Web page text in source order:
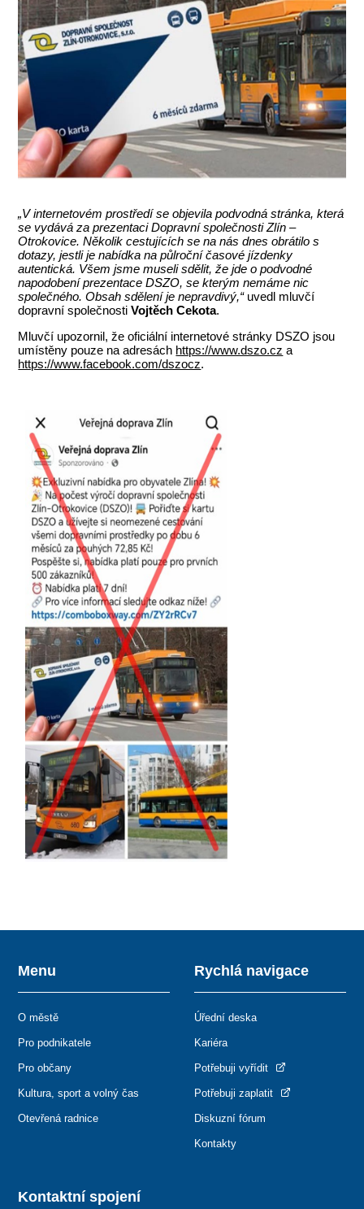
„V internetovém prostředí se objevila podvodná stránka, která
se vydává za prezentaci Dopravní společnosti Zlín –
Otrokovice. Několik cestujících se na nás dnes obrátilo s
dotazy, jestli je nabídka na půlroční časové jízdenky
autentická. Všem jsme museli sdělit, že jde o podvodné
napodobení prezentace DSZO, se kterým nemáme nic
společného. Obsah sdělení je nepravdivý,“ uvedl mluvčí
dopravní společnostiVojtěch Cekota.
Mluvčí upozornil, že oficiální internetové stránky DSZO jsou
umístěny pouze na adresách https://www.dszo.cz a
https://www.facebook.com/dszocz.
Kontaktní spojení
Menu
O městě
Pro podnikatele
Pro občany
Kultura, sport a volný čas
Otevřená radnice
Rychlá navigace
Úřední deska
Kariéra
Potřebuji vyřídit
Potřebuji zaplatit
Diskuzní fórum
Kontakty